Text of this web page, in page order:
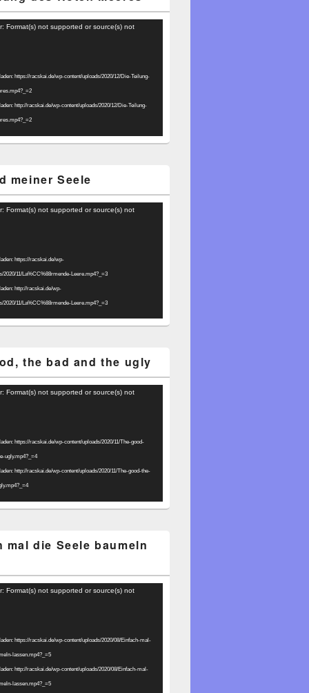
Format(s) not supported or source(s) not
https://racskai.de/wp-content/uploads/2020/12/Die-Teilung-
http://racskai.de/wp-content/uploads/2020/12/Die-Teilung-
meiner Seele
Format(s) not supported or source(s) not
https://racskai.de/wp-
2020/11/La%CC%88rmende-Leere.mp4?_=3
http://racskai.de/wp-
2020/11/La%CC%88rmende-Leere.mp4?_=3
the bad and the ugly
Format(s) not supported or source(s) not
https://racskai.de/wp-content/uploads/2020/11/The-good-
ugly.mp4?_=4
http://racskai.de/wp-content/uploads/2020/11/The-good-the-
mal die Seele baumeln
Format(s) not supported or source(s) not
https://racskai.de/wp-content/uploads/2020/08/Einfach-mal-
lassen.mp4?_=5
http://racskai.de/wp-content/uploads/2020/08/Einfach-mal-
lassen.mp4?_=5